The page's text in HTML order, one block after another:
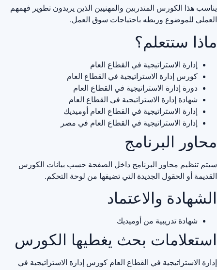
يناسب هذا الكورس المتدربين والمهنيين الذين يريدون تطوير فهمهم
العملي للموضوع وربطه باحتياجات سوق العمل.
ماذا ستتعلم؟
إدارة الاستراتيجية في القطاع العام
كورس إدارة الاستراتيجية في القطاع العام
دورة إدارة الاستراتيجية في القطاع العام
شهادة إدارة الاستراتيجية في القطاع العام
إدارة الاستراتيجية في القطاع العام أوميديك
إدارة الاستراتيجية في القطاع العام في مصر
محاور البرنامج
سيتم تنظيم محاور البرنامج داخل الصفحة حسب بيانات الكورس
القديمة أو الحقول الجديدة التي تضيفها من لوحة التحكم.
الشهادة والاعتماد
شهادة تدريبية من أوميديك
استعلامات بحث يغطيها الكورس
إدارة الاستراتيجية في القطاع العام كورس إدارة الاستراتيجية في